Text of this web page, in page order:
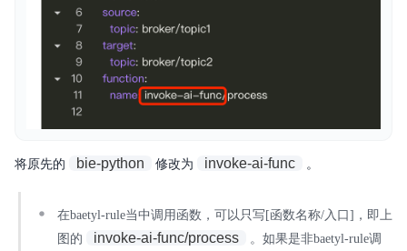
将原先的 bie-python 修改为 invoke-ai-func 。
在baetyl-rule当中调用函数，可以只写[函数名称/入口]，即上
图的
invoke-ai-func/process 。如果是非baetyl-rule调